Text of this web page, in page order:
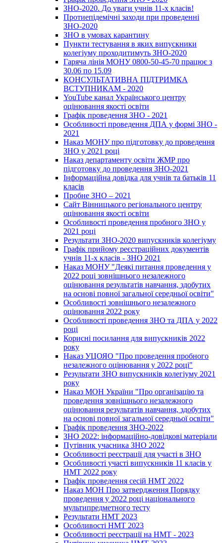
ЗНО-2020. До уваги учнів 11-х класів!
Протиепідемічні заходи при проведенні
ЗНО-2020
ЗНО в умовах карантину
Пункти тестування в яких випускники
колегіуму проходитимуть ЗНО-2020
Гаряча лінія МОНУ 0800-50-45-70 працює з
30.06 по 15.09
КОНСУЛЬТАТИВНА ПІДТРИМКА
ВСТУПНИКАМ - 2020
YouTube канал Українського центру
оцінювання якості освіти
Графік проведення ЗНО - 2021
Особливості проведення ДПА у формі ЗНО -
2021
Наказ МОНУ про підготовку до проведення
ЗНО у 2021 році
Наказ департаменту освіти ЖМР про
підготовку до проведення ЗНО-2021
Інформаційна довідка для учнів та батьків 11
класів
Пробне ЗНО – 2021
Сайт Вінницького регіонального центру
оцінювання якості освіти
Особливості проведення пробного ЗНО у
2021 році
Результати ЗНО-2020 випускників колегіуму
Графік прийому реєстраційних документів
учнів 11-х класів - ЗНО 2021
Наказ МОНУ "Деякі питання проведення у
2022 році зовнішнього незалежного
оцінювання результатів навчання, здобутих
на основі повної загальної середньої освіти"
Особливості зовнішнього незалежного
оцінювання 2022 року
Особливості проведення ЗНО та ДПА у 2022
році
Корисні посилання для випускників 2022
року
Наказ УЦОЯО "Про проведення пробного
незалежного оцінювання у 2022 році"
Результати ЗНО випускників колегіуму 2021
року
Наказ МОН України "Про організацію та
проведення зовнішнього незалежного
оцінювання результатів навчання, здобутих
на основі повної загальної середньої освіти"
Графік проведення ЗНО-2022
ЗНО 2022: інформаційно-довідкові матеріали
Путівник учасника ЗНО 2022
Особливості реєстрації для участі в ЗНО
Особливості участі випускників 11 класів у
НМТ 2022 року
Графік проведення сесій НМТ 2022
Наказ МОН Про затвердження Порядку
проведення у 2022 році національного
мультипредметного тесту
Результати НМТ 2023
Особливості НМТ 2023
Особливості реєстрації на НМТ - 2023